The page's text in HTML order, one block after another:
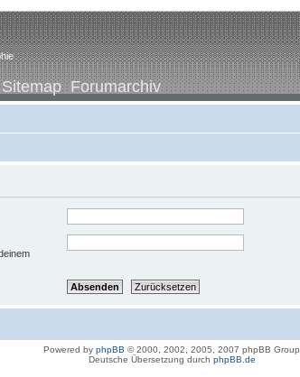
Sitemap Forumarchiv
Powered by phpBB © 2000, 2002, 2005, 2007 phpBB Group
Deutsche Übersetzung durch phpBB.de